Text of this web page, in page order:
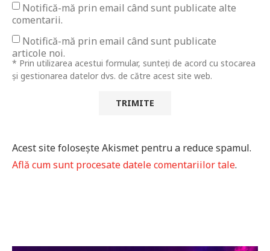
Notifică-mă prin email când sunt publicate alte
comentarii.
Notifică-mă prin email când sunt publicate
articole noi.
* Prin utilizarea acestui formular, sunteți de acord cu stocarea
și gestionarea datelor dvs. de către acest site web.
Acest site folosește Akismet pentru a reduce spamul.
Află cum sunt procesate datele comentariilor tale.